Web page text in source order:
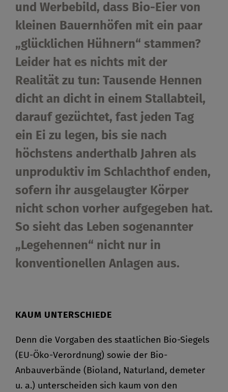
und Werbebild, dass Bio-Eier von
kleinen Bauernhöfen mit ein paar
„glücklichen Hühnern“ stammen?
Leider hat es nichts mit der
Realität zu tun: Tausende Hennen
dicht an dicht in einem Stallabteil,
darauf gezüchtet, fast jeden Tag
ein Ei zu legen, bis sie nach
höchstens anderthalb Jahren als
unproduktiv im Schlachthof enden,
sofern ihr ausgelaugter Körper
nicht schon vorher aufgegeben hat.
So sieht das Leben sogenannter
„Legehennen“ nicht nur in
konventionellen Anlagen aus.
KAUM UNTERSCHIEDE
Denn die Vorgaben des staatlichen Bio-Siegels
(EU-Öko-Verordnung) sowie der Bio-
Anbauverbände (Bioland, Naturland, demeter
u. a.) unterscheiden sich kaum von den